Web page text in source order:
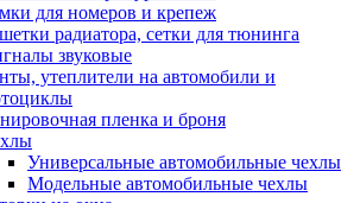
для номеров и крепеж
радиатора, сетки для тюнинга
звуковые
утеплители на автомобили и
пленка и броня
Универсальные автомобильные чехлы
Модельные автомобильные чехлы